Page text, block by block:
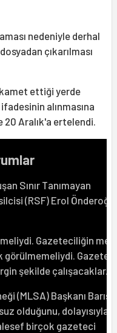
nedeniyle derhal
çıkarılması
ettiği yerde
alınmasına
20 Aralık'a ertelendi.
Sınır Tanımayan
(RSF) Erol
Gazeteciliğin
şekilde çalışacaklar."
(MLSA) Başkanı Barış
olduğunu, dolayısıyla
birçok gazeteci